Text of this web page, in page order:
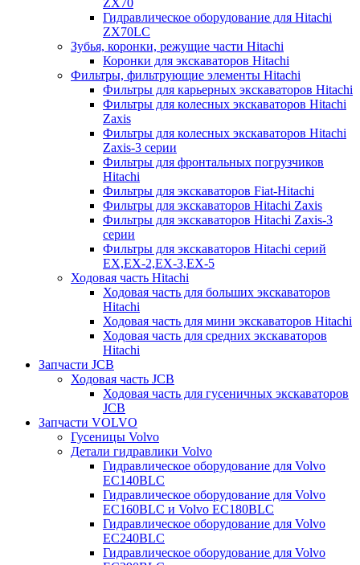
ZX70
Гидравлическое оборудование для Hitachi
ZX70LC
Зубья, коронки, режущие части Hitachi
Коронки для экскаваторов Hitachi
Фильтры, фильтрующие элементы Hitachi
Фильтры для карьерных экскаваторов Hitachi
Фильтры для колесных экскаваторов Hitachi
Zaxis
Фильтры для колесных экскаваторов Hitachi
Zaxis-3 серии
Фильтры для фронтальных погрузчиков
Hitachi
Фильтры для экскаваторов Fiat-Hitachi
Фильтры для экскаваторов Hitachi Zaxis
Фильтры для экскаваторов Hitachi Zaxis-3
серии
Фильтры для экскаваторов Hitachi серий
EX,EX-2,EX-3,EX-5
Ходовая часть Hitachi
Ходовая часть для больших экскаваторов
Hitachi
Ходовая часть для мини экскаваторов Hitachi
Ходовая часть для средних экскаваторов
Hitachi
Запчасти JCB
Ходовая часть JCB
Ходовая часть для гусеничных экскаваторов
JCB
Запчасти VOLVO
Гусеницы Volvo
Детали гидравлики Volvo
Гидравлическое оборудование для Volvo
EC140BLC
Гидравлическое оборудование для Volvo
EC160BLC и Volvo EC180BLC
Гидравлическое оборудование для Volvo
EC240BLC
Гидравлическое оборудование для Volvo